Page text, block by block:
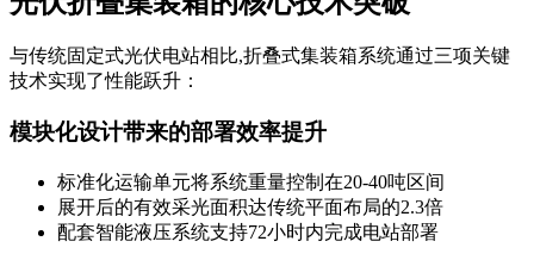
与传统固定式光伏电站相比,折叠式集装箱系统通过三项关键
技术实现了性能跃升：
模块化设计带来的部署效率提升
标准化运输单元将系统重量控制在20-40吨区间
展开后的有效采光面积达传统平面布局的2.3倍
配套智能液压系统支持72小时内完成电站部署